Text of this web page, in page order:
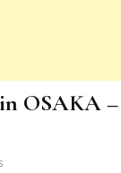
OSAKA
on